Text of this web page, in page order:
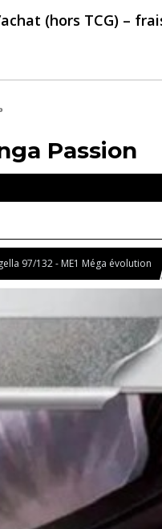
(hors TCG) –
Passion
97/132 - ME1 Méga évolution